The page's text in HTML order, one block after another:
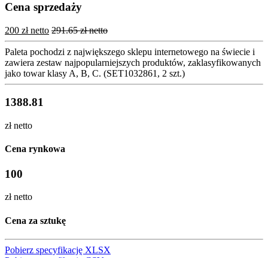
Cena sprzedaży
200 zł netto 291.65 zł netto
Paleta pochodzi z największego sklepu internetowego na świecie i
zawiera zestaw najpopularniejszych produktów, zaklasyfikowanych
jako towar klasy A, B, C. (SET1032861, 2 szt.)
1388.81
zł netto
Cena rynkowa
100
zł netto
Cena za sztukę
Pobierz specyfikację XLSX